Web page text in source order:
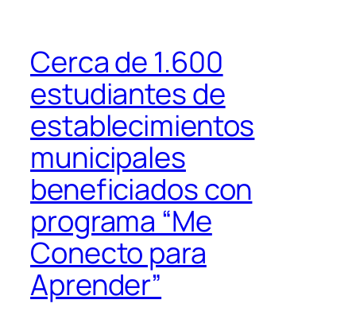
Cerca de 1.600
estudiantes de
establecimientos
municipales
beneficiados con
programa “Me
Conecto para
Aprender”